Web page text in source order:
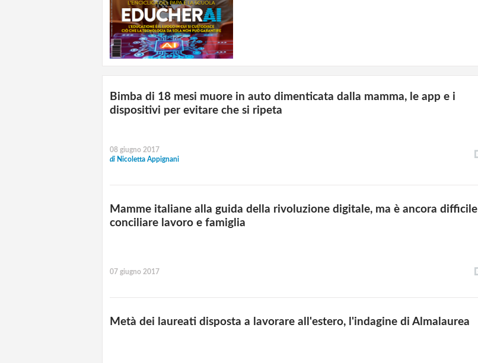
Bimba di 18 mesi muore in auto dimenticata dalla mamma, le app e i
dispositivi per evitare che si ripeta
08 giugno 2017
di Nicoletta Appignani
Mamme italiane alla guida della rivoluzione digitale, ma è ancora difficile
conciliare lavoro e famiglia
07 giugno 2017
Metà dei laureati disposta a lavorare all'estero, l'indagine di Almalaurea